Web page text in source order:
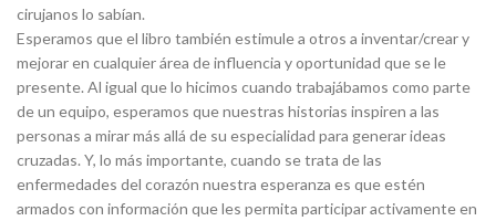
cirujanos lo sabían.
Esperamos que el libro también estimule a otros a inventar/crear y
mejorar en cualquier área de influencia y oportunidad que se le
presente. Al igual que lo hicimos cuando trabajábamos como parte
de un equipo, esperamos que nuestras historias inspiren a las
personas a mirar más allá de su especialidad para generar ideas
cruzadas. Y, lo más importante, cuando se trata de las
enfermedades del corazón nuestra esperanza es que estén
armados con información que les permita participar activamente en